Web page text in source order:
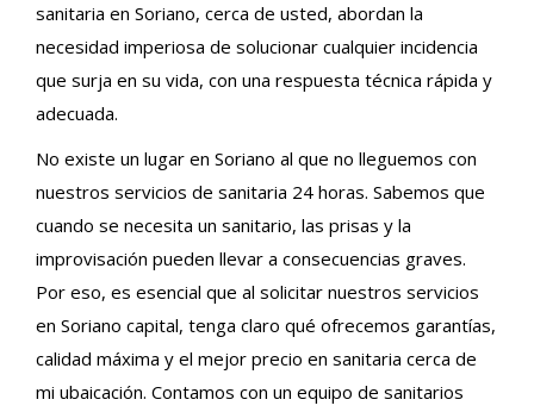
sanitaria en Soriano, cerca de usted, abordan la
necesidad imperiosa de solucionar cualquier incidencia
que surja en su vida, con una respuesta técnica rápida y
adecuada.
No existe un lugar en Soriano al que no lleguemos con
nuestros servicios de sanitaria 24 horas. Sabemos que
cuando se necesita un sanitario, las prisas y la
improvisación pueden llevar a consecuencias graves.
Por eso, es esencial que al solicitar nuestros servicios
en Soriano capital, tenga claro qué ofrecemos garantías,
calidad máxima y el mejor precio en sanitaria cerca de
mi ubaicación. Contamos con un equipo de sanitarios